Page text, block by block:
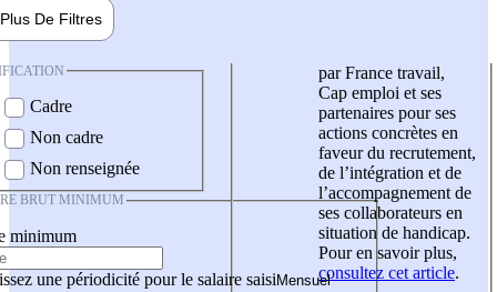
Plus De Filtres
Cadre
Non cadre
Non renseignée
BRUT MINIMUM
minimum
une périodicité pour le salaire saisi
par France travail,
Cap emploi et ses
partenaires pour ses
actions concrètes en
faveur du recrutement,
de l’intégration et de
l’accompagnement de
ses collaborateurs en
situation de handicap.
Pour en savoir plus,
consultez cet article.